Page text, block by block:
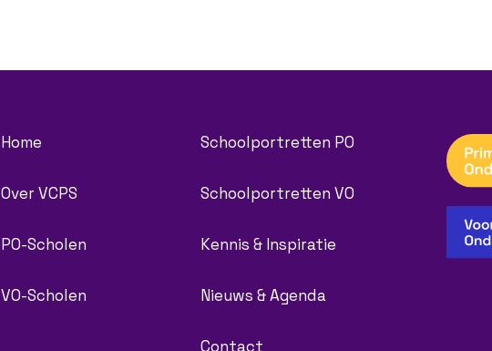
Home
Over VCPS
PO-Scholen
VO-Scholen
Schoolportretten PO
Schoolportretten VO
Kennis & Inspiratie
Nieuws & Agenda
Contact